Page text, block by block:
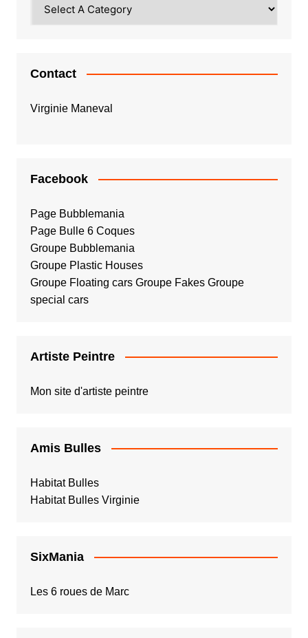
Contact
Virginie Maneval
Facebook
Page Bubblemania
Page Bulle 6 Coques
Groupe Bubblemania
Groupe Plastic Houses
Groupe Floating cars Groupe Fakes Groupe
special cars
Artiste Peintre
Mon site d'artiste peintre
Amis Bulles
Habitat Bulles
Habitat Bulles Virginie
SixMania
Les 6 roues de Marc